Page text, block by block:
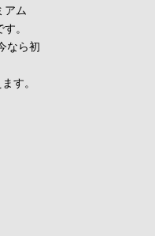
アム
。
なら初
す。